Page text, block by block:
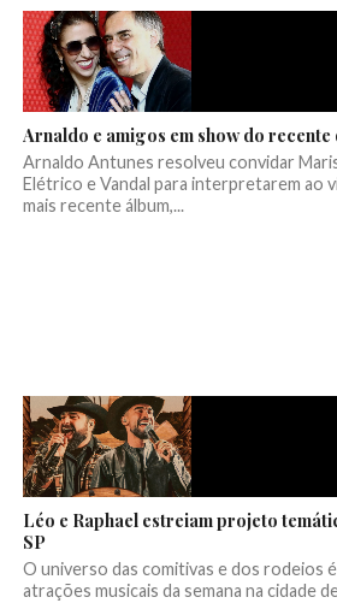
Arnaldo e amigos em show do
Arnaldo Antunes resolveu convidar
Elétrico e Vandal para interpretarem ao
mais recente álbum,...
Léo e Raphael estreiam projeto
SP
O universo das comitivas e dos rodeios
atrações musicais da semana na cidade